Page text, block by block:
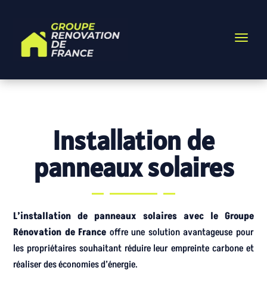
Installation de
panneaux solaires
L’installation de panneaux solaires avec le Groupe
Rénovation de France offre une solution avantageuse pour
les propriétaires souhaitant réduire leur empreinte carbone et
réaliser des économies d’énergie.